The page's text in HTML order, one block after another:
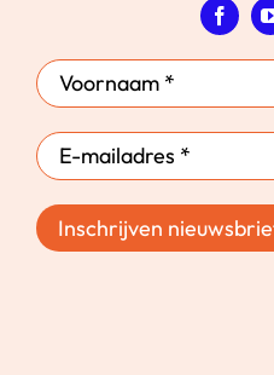
Inschrijven